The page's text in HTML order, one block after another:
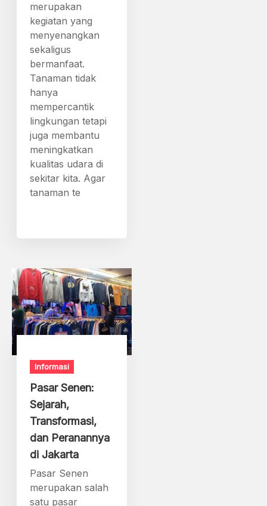
merupakan
kegiatan yang
menyenangkan
sekaligus
bermanfaat.
Tanaman tidak
hanya
mempercantik
lingkungan tetapi
juga membantu
meningkatkan
kualitas udara di
sekitar kita. Agar
tanaman te
Informasi
Pasar Senen:
Sejarah,
Transformasi,
dan Peranannya
di Jakarta
Pasar Senen
merupakan salah
satu pasar